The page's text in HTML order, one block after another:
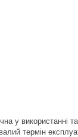
у використанні
термін